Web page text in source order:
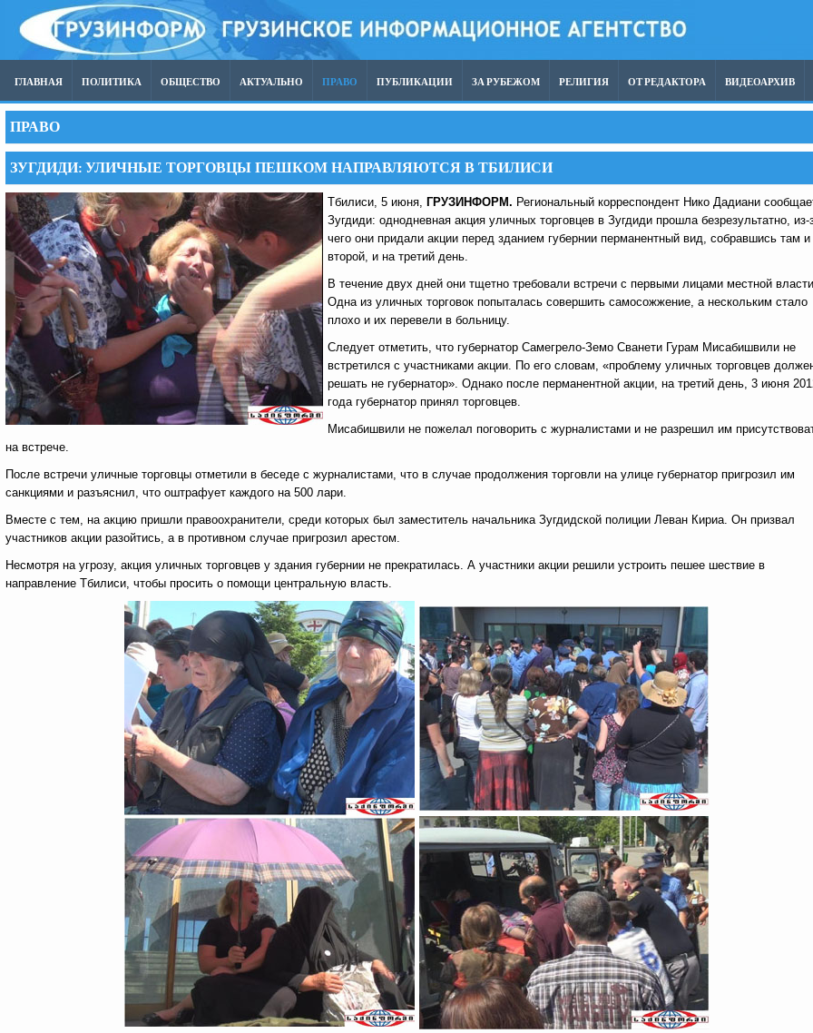
ГЛАВНАЯ ПОЛИТИКА ОБЩЕСТВО АКТУАЛЬНО ПРАВО ПУБЛИКАЦИИ ЗА РУБЕЖОМ РЕЛИГИЯ ОТ РЕДАКТОРА ВИДЕОАРХИВ
ПРАВО
ЗУГДИДИ: УЛИЧНЫЕ ТОРГОВЦЫ ПЕШКОМ НАПРАВЛЯЮТСЯ В ТБИЛИСИ
Тбилиси, 5 июня, ГРУЗИНФОРМ. Региональный корреспондент Нико Дадиани
Зугдиди: однодневная акция уличных торговцев в Зугдиди прошла безрезультатно, из-
чего они придали акции перед зданием губернии перманентный вид, собравшись там и
второй, и на третий день.
В течение двух дней они тщетно требовали встречи с первыми лицами местной
Одна из уличных торговок попыталась совершить самосожжение, а нескольким стало
плохо и их перевели в больницу.
Следует отметить, что губернатор Самегрело-Земо Сванети Гурам Мисабишвили не
встретился с участниками акции. По его словам, «проблему уличных торговцев
решать не губернатор». Однако после перманентной акции, на третий день, 3 июня
года губернатор принял торговцев.
Мисабишвили не пожелал поговорить с журналистами и не разрешил им
на встрече.
После встречи уличные торговцы отметили в беседе с журналистами, что в случае продолжения торговли на улице губернатор пригрозил им
санкциями и разъяснил, что оштрафует каждого на 500 лари.
Вместе с тем, на акцию пришли правоохранители, среди которых был заместитель начальника Зугдидской полиции Леван Кириа. Он призвал
участников акции разойтись, а в противном случае пригрозил арестом.
Несмотря на угрозу, акция уличных торговцев у здания губернии не прекратилась. А участники акции решили устроить пешее шествие в
направление Тбилиси, чтобы просить о помощи центральную власть.